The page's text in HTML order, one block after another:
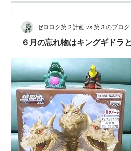
ゼロロク第２計画 vs 第３のブログ
６月の忘れ物はキングギドラ